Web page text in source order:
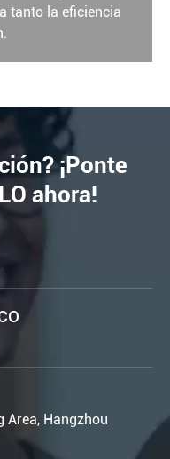
tanto la eficiencia
¡Ponte
ahora!
Area, Hangzhou